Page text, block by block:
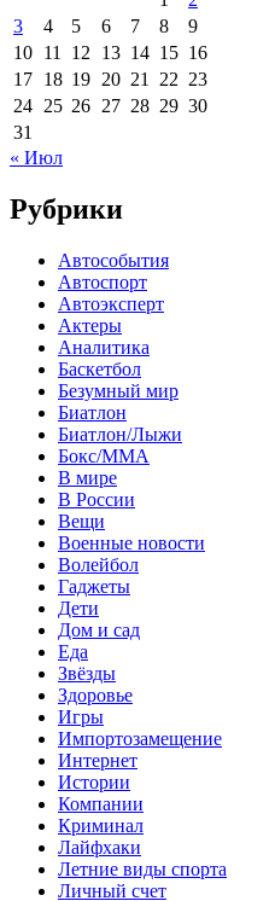
3
4 5 6 7 8
9
10 11 12 13 14 15 16
17 18 19 20 21 22 23
24 25 26 27 28 29 30
31
« Июл
Рубрики
Автособытия
Автоспорт
Автоэксперт
Актеры
Аналитика
Баскетбол
Безумный мир
Биатлон
Биатлон/Лыжи
Бокс/MMA
В мире
В России
Вещи
Военные новости
Волейбол
Гаджеты
Дети
Дом и сад
Еда
Звёзды
Здоровье
Игры
Импортозамещение
Интернет
Истории
Компании
Криминал
Лайфхаки
Летние виды спорта
Личный счет